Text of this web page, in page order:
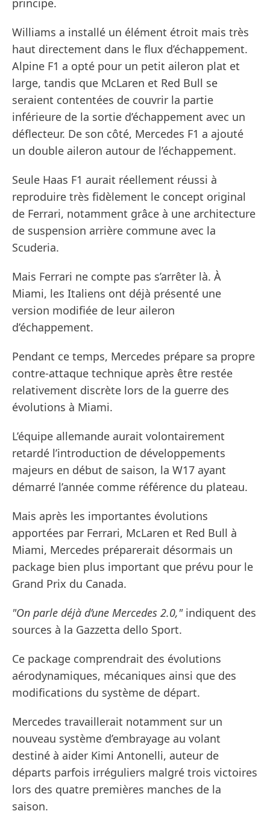
principe.
Williams a installé un élément étroit mais très
haut directement dans le flux d’échappement.
Alpine F1 a opté pour un petit aileron plat et
large, tandis que McLaren et Red Bull se
seraient contentées de couvrir la partie
inférieure de la sortie d’échappement avec un
déflecteur. De son côté, Mercedes F1 a ajouté
un double aileron autour de l’échappement.
Seule Haas F1 aurait réellement réussi à
reproduire très fidèlement le concept original
de Ferrari, notamment grâce à une architecture
de suspension arrière commune avec la
Scuderia.
Mais Ferrari ne compte pas s’arrêter là. À
Miami, les Italiens ont déjà présenté une
version modifiée de leur aileron
d’échappement.
Pendant ce temps, Mercedes prépare sa propre
contre-attaque technique après être restée
relativement discrète lors de la guerre des
évolutions à Miami.
L’équipe allemande aurait volontairement
retardé l’introduction de développements
majeurs en début de saison, la W17 ayant
démarré l’année comme référence du plateau.
Mais après les importantes évolutions
apportées par Ferrari, McLaren et Red Bull à
Miami, Mercedes préparerait désormais un
package bien plus important que prévu pour le
Grand Prix du Canada.
"On parle déjà d’une Mercedes 2.0,"indiquent des
sources à la Gazzetta dello Sport.
Ce package comprendrait des évolutions
aérodynamiques, mécaniques ainsi que des
modifications du système de départ.
Mercedes travaillerait notamment sur un
nouveau système d’embrayage au volant
destiné à aider Kimi Antonelli, auteur de
départs parfois irréguliers malgré trois victoires
lors des quatre premières manches de la
saison.